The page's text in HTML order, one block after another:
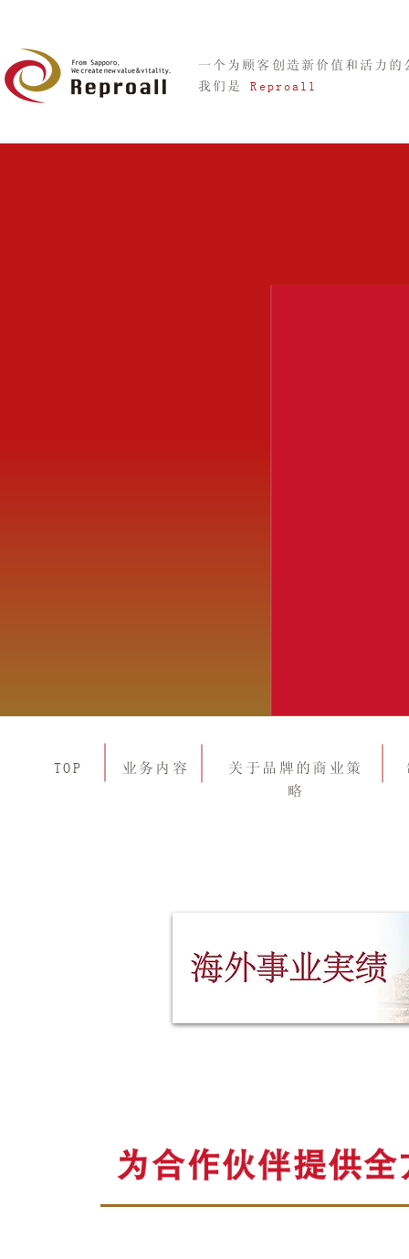
一个为顾客创造新价值和活力的
我们是Reproall
TOP 业务内容
关于品牌的商业策
略